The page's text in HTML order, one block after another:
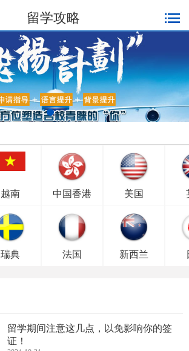
留学攻略
越南 中国香港 美国
瑞典 法国 新西兰
留学期间注意这几点，以免影响你的签
证！